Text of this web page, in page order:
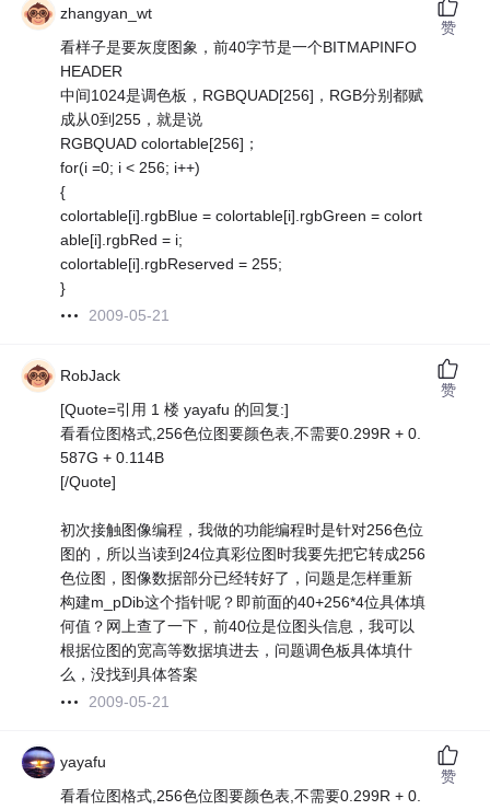
zhangyan_wt
看样子是要灰度图象，前40字节是一个BITMAPINFO
HEADER
中间1024是调色板，RGBQUAD[256]，RGB分别都赋
成从0到255，就是说
RGBQUAD colortable[256]；
for(i =0; i < 256; i++)
{
colortable[i].rgbBlue = colortable[i].rgbGreen = colort
able[i].rgbRed = i;
colortable[i].rgbReserved = 255;
}
2009-05-21
赞
RobJack
[Quote=引用 1 楼 yayafu 的回复:]
看看位图格式,256色位图要颜色表,不需要0.299R + 0.
587G + 0.114B
[/Quote]
初次接触图像编程，我做的功能编程时是针对256色位
图的，所以当读到24位真彩位图时我要先把它转成256
色位图，图像数据部分已经转好了，问题是怎样重新
构建m_pDib这个指针呢？即前面的40+256*4位具体填
何值？网上查了一下，前40位是位图头信息，我可以
根据位图的宽高等数据填进去，问题调色板具体填什
么，没找到具体答案
2009-05-21
赞
yayafu
看看位图格式,256色位图要颜色表,不需要0.299R + 0.
赞